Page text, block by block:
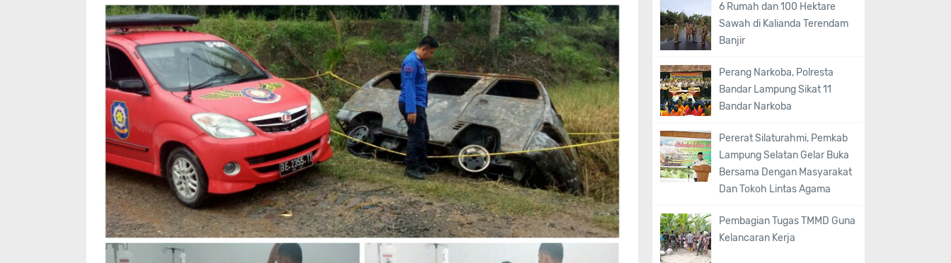
6 Rumah dan 100 Hektare
Sawah di Kalianda Terendam
Banjir
Perang Narkoba, Polresta
Bandar Lampung Sikat 11
Bandar Narkoba
Pererat Silaturahmi, Pemkab
Lampung Selatan Gelar Buka
Bersama Dengan Masyarakat
Dan Tokoh Lintas Agama
Pembagian Tugas TMMD Guna
Kelancaran Kerja